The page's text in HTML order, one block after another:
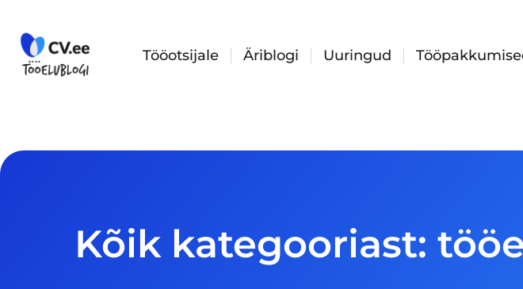
content
Tööotsijale Äriblogi Uuringud
Kõik kategooriast: